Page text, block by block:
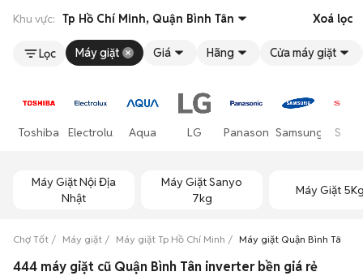
Khu vực: Tp Hồ Chí Minh, Quận Bình Tân Xoá lọc
Lọc Máy giặt Giá Hãng Cửa máy giặt
Toshiba Electrolux Aqua LG PanasonicSamsung
Máy Giặt Nội Địa
Nhật
Máy Giặt Sanyo
7kg
Máy Giặt
Chợ Tốt Máy giặt Máy giặt Tp Hồ Chí Minh Máy giặt Quận Bình Tân
444 máy giặt cũ Quận Bình Tân inverter bền giá rẻ